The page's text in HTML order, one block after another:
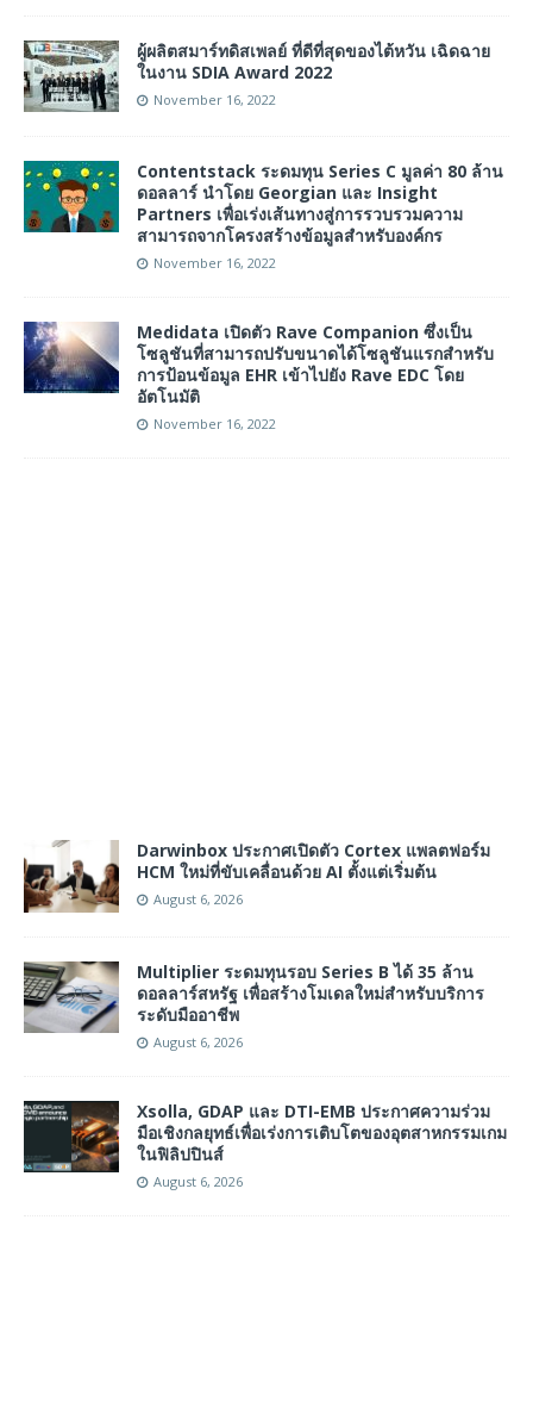
ผู้ผลิตสมาร์ทดิสเพลย์ ที่ดีที่สุดของไต้หวัน เฉิดฉาย
ในงาน SDIA Award 2022
November 16, 2022
Contentstack ระดมทุน Series C มูลค่า 80 ล้าน
ดอลลาร์ นำโดย Georgian และ Insight
Partners เพื่อเร่งเส้นทางสู่การรวบรวมความ
สามารถจากโครงสร้างข้อมูลสำหรับองค์กร
November 16, 2022
Medidata เปิดตัว Rave Companion ซึ่งเป็น
โซลูชันที่สามารถปรับขนาดได้โซลูชันแรกสำหรับ
การป้อนข้อมูล EHR เข้าไปยัง Rave EDC โดย
อัตโนมัติ
November 16, 2022
Darwinbox ประกาศเปิดตัว Cortex แพลตฟอร์ม
HCM ใหม่ที่ขับเคลื่อนด้วย AI ตั้งแต่เริ่มต้น
August 6, 2026
Multiplier ระดมทุนรอบ Series B ได้ 35 ล้าน
ดอลลาร์สหรัฐ เพื่อสร้างโมเดลใหม่สำหรับบริการ
ระดับมืออาชีพ
August 6, 2026
Xsolla, GDAP และ DTI-EMB ประกาศความร่วม
มือเชิงกลยุทธ์เพื่อเร่งการเติบโตของอุตสาหกรรมเกม
ในฟิลิปปินส์
August 6, 2026